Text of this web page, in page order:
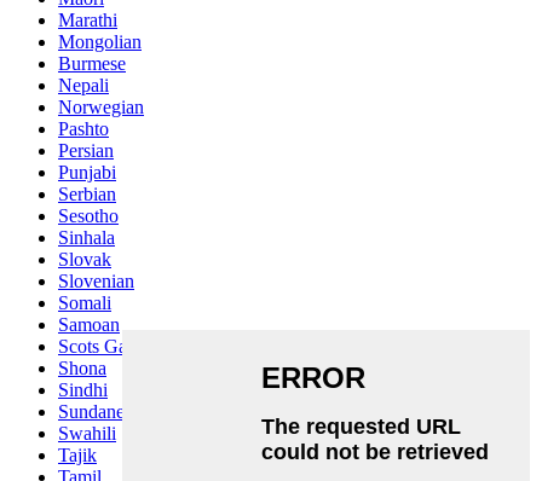
Marathi
Mongolian
Burmese
Nepali
Norwegian
Pashto
Persian
Punjabi
Serbian
Sesotho
Sinhala
Slovak
Slovenian
Somali
Samoan
Scots Gaelic
Shona
Sindhi
Sundanese
Swahili
Tajik
Tamil